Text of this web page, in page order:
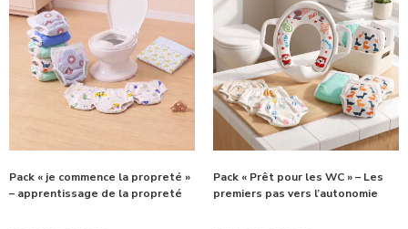
Pack « je commence la propreté »
– apprentissage de la propreté
Pack « Prêt pour les WC » – Les
premiers pas vers l’autonomie